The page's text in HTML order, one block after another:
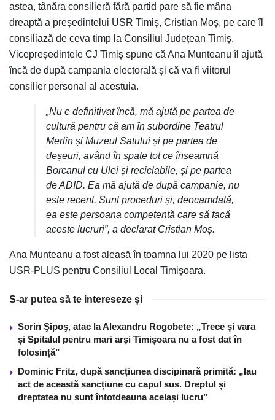
astea, tânăra consilieră fără partid pare să fie mâna
dreaptă a președintelui USR Timiș, Cristian Moș, pe care îl
consiliază de ceva timp la Consiliul Județean Timiș.
Vicepreședintele CJ Timiș spune că Ana Munteanu îl ajută
încă de după campania electorală și că va fi viitorul
consilier personal al acestuia.
„Nu e definitivat încă, mă ajută pe partea de
cultură pentru că am în subordine Teatrul
Merlin și Muzeul Satului și pe partea de
deșeuri, având în spate tot ce înseamnă
Borcanul cu Ulei și reciclabile, și pe partea
de ADID. Ea mă ajută de după campanie, nu
este recent. Sunt proceduri și, deocamdată,
ea este persoana competentă care să facă
aceste lucruri”, a declarat Cristian Moș.
Ana Munteanu a fost aleasă în toamna lui 2020 pe lista
USR-PLUS pentru Consiliul Local Timișoara.
S-ar putea să te intereseze și
Sorin Şipoş, atac la Alexandru Rogobete: „Trece și vara
și Spitalul pentru mari arși Timișoara nu a fost dat în
folosință”
Dominic Fritz, după sancțiunea discipinară primită: „Iau
act de această sancțiune cu capul sus. Dreptul și
dreptatea nu sunt întotdeauna același lucru”